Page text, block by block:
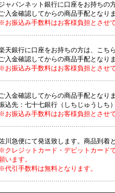
ャパンネット銀行に口座をお持ちの
入金確認してからの商品手配となりま
※お振込み手数料はお客様負担とさせ
天銀行に口座をお持ちの方は、こち
入金確認してからの商品手配となりま
※お振込み手数料はお客様負担とさせ
入金確認してからの商品手配となりま
込先：七十七銀行（しちじゅうしち
※お振込み手数料はお客様負担とさせ
川急便にて発送致します。商品到着
※クレジットカード・デビットカード
います。
※代引手数料は無料となります。